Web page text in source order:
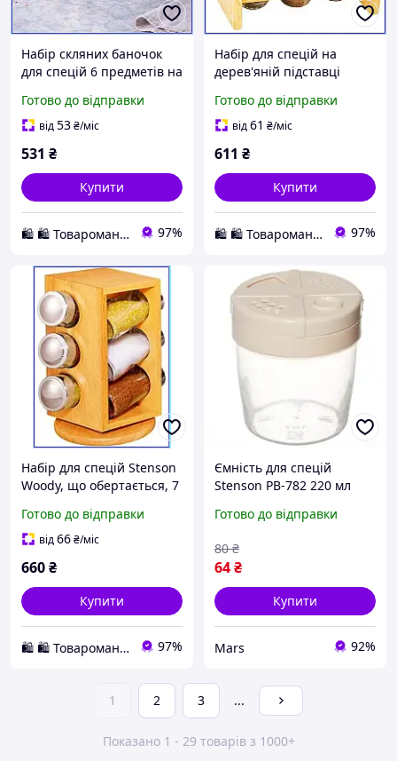
Набір скляних баночок
для спецій 6 предметів на
Stenson 120 мл кухонний
декор
Готово до відправки
від53₴/міс
531 ₴
Купити
🛍️ 🛍️ Товароманія 🛍️ 🛍️ 97%
Набір для спецій на
дерев'яній підставці
скляні баночки з
металевою кришкою
Готово до відправки
від61 ₴/міс
611 ₴
Купити
🛍️ 🛍️ Товароманія 🛍️ 🛍️ 97%
Набір для спецій Stenson
Woody, що обертається, 7
підставці зі скла та
металу декор
Готово до відправки
від66₴/міс
660₴
Купити
🛍️ 🛍️ Товароманія 🛍️ 🛍️ 97%
Ємність для спецій
Stenson PB-782 220 мл
Готово до відправки
64₴
80 ₴
Купити
Mars 92%
1 2 3 ...
Показано 1 - 29 товарів з 1000+